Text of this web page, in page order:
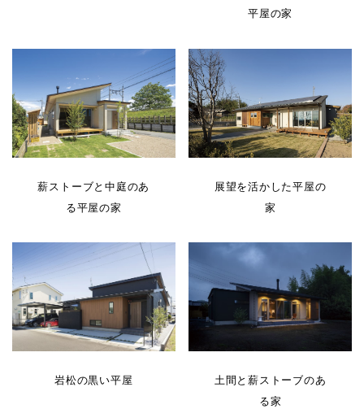
平屋の家
薪ストーブと中庭のあ
る平屋の家
展望を活かした平屋の
家
岩松の黒い平屋
土間と薪ストーブのあ
る家